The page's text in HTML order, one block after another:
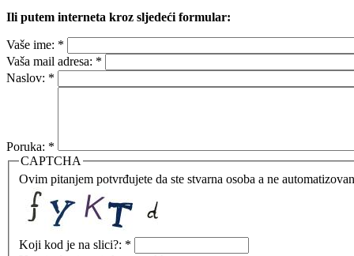
Ili putem interneta kroz sljedeći formular:
Vaše ime: *
Vaša mail adresa: *
Naslov: *
Poruka: *
CAPTCHA
Ovim pitanjem potvrđujete da ste stvarna osoba a ne
Koji kod je na slici?: *